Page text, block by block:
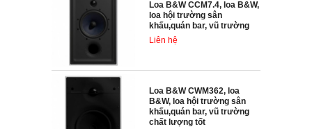
Loa B&W CCM7.4, loa B&W,
loa hội trường sân
khấu,quán bar, vũ trường
Liên hệ
Loa B&W CWM362, loa
B&W, loa hội trường sân
khấu,quán bar, vũ trường
chất lượng tốt